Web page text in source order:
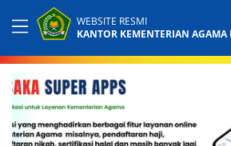
WEBSITE RESMI
KANTOR KEMENTERIAN